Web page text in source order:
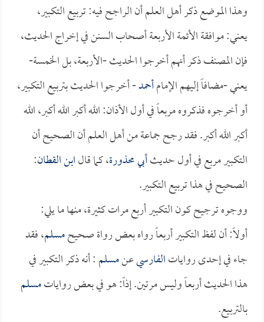
وهذا الموضع ذكر أهل العلم أن الراجح فيه: تربيع التكبير،
يعني: موافقة الأئمة الأربعة أصحاب السنن في إخراج الحديث،
فإن المصنف ذكر أنهم أخرجوا الحديث -الأربعة، بل الخمسة-
يعني -مضافاً إليهم الإمامأحمد- أخرجوا الحديث بتربيع التكبير،
أو أخرجوه فذكروه مربعاً في أول الأذان: الله أكبر الله أكبر، الله
أكبر الله أكبر. فقد رجح جماعة من أهل العلم أن الصحيح أن
التكبير مربع في أول حديثأبي محذورة، كما قالابن القطان:
الصحيح في هذا تربيع التكبير.
ووجوه ترجيح كون التكبير أربع مرات كثيرة، منها ما يلي:
أولاً: أن لفظ التكبير أربعاً رواه بعض رواة صحيحمسلم، فقد
جاء في إحدى رواياتالفارسيعنمسلم: أنه ذكر التكبير في
هذا الحديث أربعاً وليس مرتين. إذاً: هو في بعض رواياتمسلم
بالتربيع.